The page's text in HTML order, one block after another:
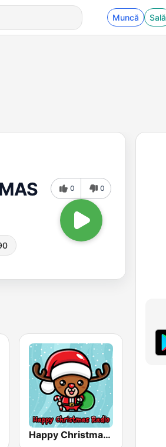
Muncă Sală
0 0
Happy Christmas Radio